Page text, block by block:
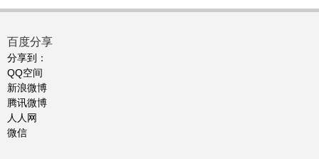
百度分享
分享到：
QQ空间
新浪微博
腾讯微博
人人网
微信